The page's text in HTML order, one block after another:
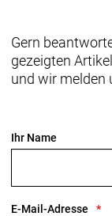
Gern
gezeigten
und wir melden
Ihr Name
E-Mail-Adresse